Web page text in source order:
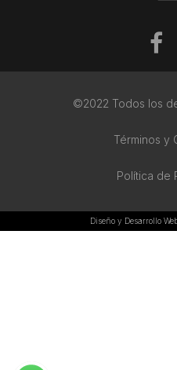
©2022 Todos los
Términos y
Política de
Diseño y Desarrollo